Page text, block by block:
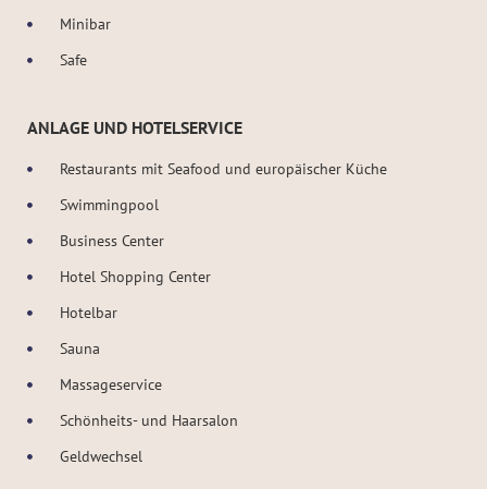
Minibar
Safe
ANLAGE UND HOTELSERVICE
Restaurants mit Seafood und europäischer Küche
Swimmingpool
Business Center
Hotel Shopping Center
Hotelbar
Sauna
Massageservice
Schönheits- und Haarsalon
Geldwechsel